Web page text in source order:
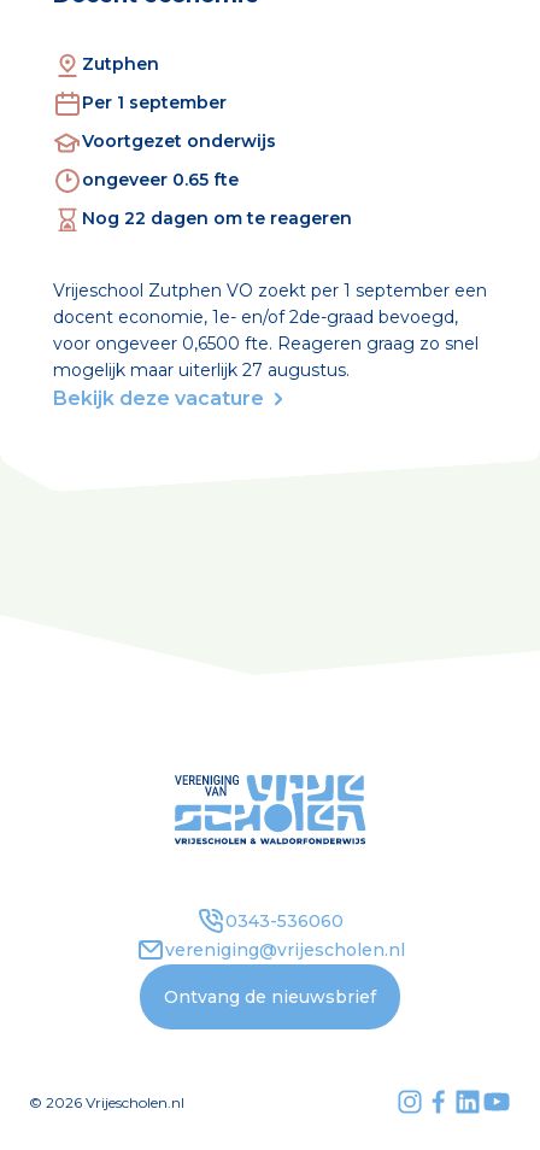
Zutphen
Per 1 september
Voortgezet onderwijs
ongeveer 0.65 fte
Nog 22 dagen om te reageren
Vrijeschool Zutphen VO zoekt per 1 september een
docent economie, 1e- en/of 2de-graad bevoegd,
voor ongeveer 0,6500 fte. Reageren graag zo snel
mogelijk maar uiterlijk 27 augustus.
Bekijk deze vacature
0343-536060
vereniging@vrijescholen.nl
Ontvang de nieuwsbrief
© 2026 Vrijescholen.nl